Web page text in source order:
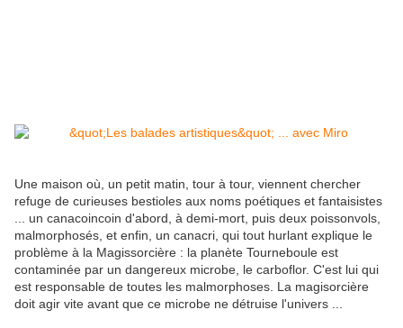
Une maison où, un petit matin, tour à tour, viennent chercher
refuge de curieuses bestioles aux noms poétiques et fantaisistes
... un canacoincoin d'abord, à demi-mort, puis deux poissonvols,
malmorphosés, et enfin, un canacri, qui tout hurlant explique le
problème à la Magissorcière : la planète Tourneboule est
contaminée par un dangereux microbe, le carboflor. C'est lui qui
est responsable de toutes les malmorphoses. La magisorcière
doit agir vite avant que ce microbe ne détruise l'univers ...